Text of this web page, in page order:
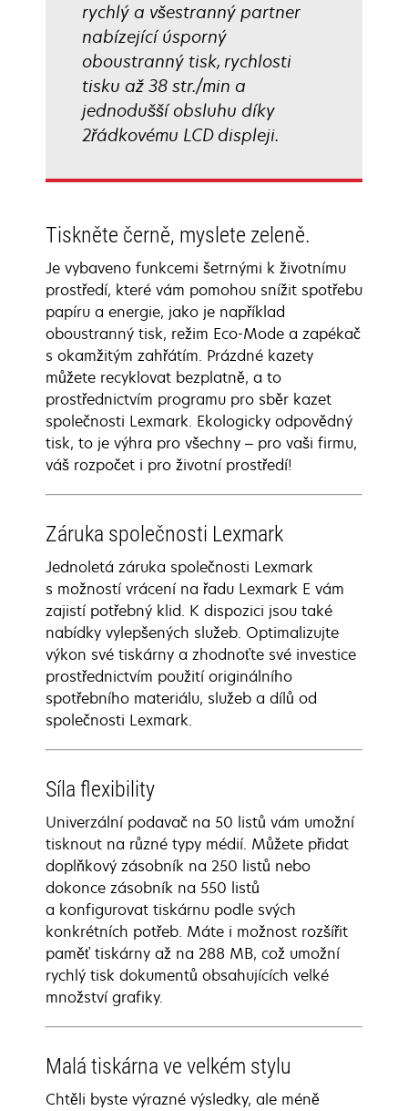
rychlý a všestranný partner
nabízející úsporný
oboustranný tisk, rychlosti
tisku až 38 str./min a
jednodušší obsluhu díky
2řádkovému LCD displeji.
Tiskněte černě, myslete zeleně.
Je vybaveno funkcemi šetrnými k životnímu
prostředí, které vám pomohou snížit spotřebu
papíru a energie, jako je například
oboustranný tisk, režim Eco-Mode a zapékač
s okamžitým zahřátím. Prázdné kazety
můžete recyklovat bezplatně, a to
prostřednictvím programu pro sběr kazet
společnosti Lexmark. Ekologicky odpovědný
tisk, to je výhra pro všechny – pro vaši firmu,
váš rozpočet i pro životní prostředí!
Záruka společnosti Lexmark
Jednoletá záruka společnosti Lexmark
s možností vrácení na řadu Lexmark E vám
zajistí potřebný klid. K dispozici jsou také
nabídky vylepšených služeb. Optimalizujte
výkon své tiskárny a zhodnoťte své investice
prostřednictvím použití originálního
spotřebního materiálu, služeb a dílů od
společnosti Lexmark.
Síla flexibility
Univerzální podavač na 50 listů vám umožní
tisknout na různé typy médií. Můžete přidat
doplňkový zásobník na 250 listů nebo
dokonce zásobník na 550 listů
a konfigurovat tiskárnu podle svých
konkrétních potřeb. Máte i možnost rozšířit
paměť tiskárny až na 288 MB, což umožní
rychlý tisk dokumentů obsahujících velké
množství grafiky.
Malá tiskárna ve velkém stylu
Chtěli byste výrazné výsledky, ale méně